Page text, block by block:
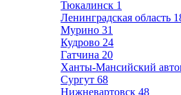
Тюкалинск 1
Ленинградская область
Мурино 31
Кудрово 24
Гатчина 20
Ханты-Мансийский
Сургут 68
Нижневартовск 48